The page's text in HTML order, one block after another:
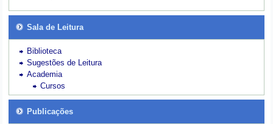
Sala de Leitura
Biblioteca
Sugestões de Leitura
Academia
Cursos
Publicações